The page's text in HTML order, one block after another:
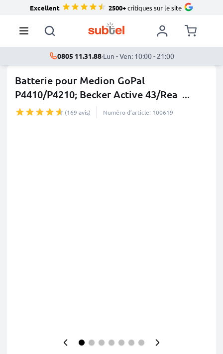
Excellent 2500+critiques sur le site
0805 11.31.88·Lun - Ven: 10:00 - 21:00
Batterie pour Medion GoPal
P4410/P4210; Becker Active 43/Rea ...
plus
(169 avis) Numéro d’article: 100619